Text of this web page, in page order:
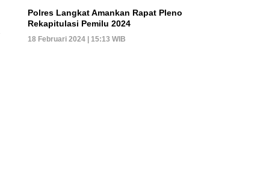
Polres Langkat Amankan Rapat Pleno
Rekapitulasi Pemilu 2024
18 Februari 2024 | 15:13 WIB